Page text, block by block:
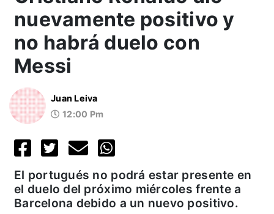
nuevamente positivo y
no habrá duelo con
Messi
Juan Leiva
12:00 Pm
El portugués no podrá estar presente en
el duelo del próximo miércoles frente a
Barcelona debido a un nuevo positivo.